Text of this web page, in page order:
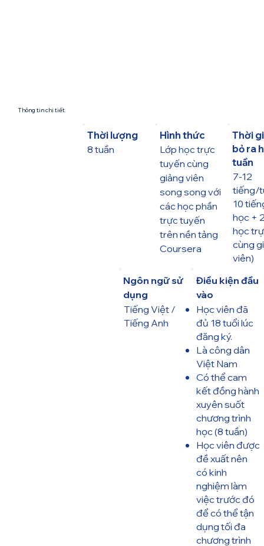
Thông tin chi tiết
Thời lượng
8 tuần
Hình thức
Lớp học trực
tuyến cùng
giảng viên
song song với
các học phần
trực tuyến
trên nền tảng
Coursera
Thời
bỏ ra
tuần
7-12
tiếng/
10
học +
học
cùng
viên)
Ngôn ngữ sử
dụng
Tiếng Việt /
Tiếng Anh
Điều kiện đầu
vào
Học viên đã
đủ 18 tuổi lúc
đăng ký.
Là công dân
Việt Nam
Có thể cam
kết đồng hành
xuyên suốt
chương trình
học (8 tuần)
Học viên được
đề xuất nên
có kinh
nghiệm làm
việc trước đó
để có thể tận
dụng tối đa
chương trình